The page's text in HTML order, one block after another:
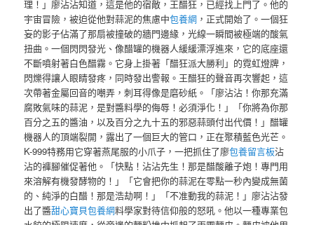
理！」廖沾沾知道，這是他的宿敵，王醋狂，已經找上門了。他的
宇宙冒險，被迫從他對蒜泥的焦慮中包養網 ，正式開始了。一個狂
妄的影子佔滿了那扇被撞破的牆門邊緣，光線一瞬間被極端的酸氣
扭曲。一個閃閃發光、像醋罐的機器人緩緩漂浮進來，它的底座還
不斷噴射著白色醋霧。它身上掛著「醋狂派大勝利」的霓虹燈牌，
閃爍得讓人眼睛發疼，同時發出警報。王醋狂的聲音再次響起，這
次帶著金屬回音的嘲弄，刺耳得像是磨砂紙。「廖沾沾！你那充滿
腐敗氣味的蒜泥，是對醬料學的侮辱！必須淨化！」「你將為你那
百分之五的醬油，以及百分之九十五的邪惡蒜頭付出代價！」醋罐
機器人的頂端裂開，露出了一個巨大的管口，正在聚積藍色光芒。
K-999特務用它穿著燕尾服的小爪子，一把抓住了廖包養留言板沾
沾的褲腳催促著他。「快點！沾沾先生！那是醋酸離子炮！專門用
來溶解有機發酵物的！」「它會把你的蒜泥在零點一秒內變成無菌
的、純淨的白醋！那是浩劫啊！」「不准動我的蒜泥！」廖沾沾發
出了醬甜心寶貝包養網料學家對待信仰般的怒吼。他以一種專業包